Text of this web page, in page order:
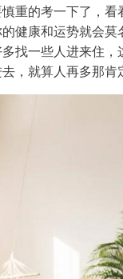
重的考一下了，
健康和运势就会
找一些人进来住
，就算人再多那肯